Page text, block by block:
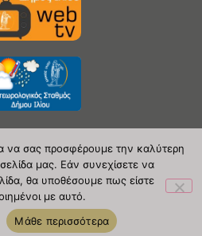
2020 © Δήμος Ιλίου
by Evolutionprojects
να σας προσφέρουμε την καλύτερη
μας. Εάν συνεχίσετε να
θα υποθέσουμε πως είστε
με αυτό.
Μάθε περισσότερα